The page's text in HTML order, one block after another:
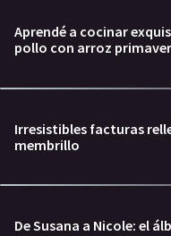
Aprendé a cocinar
pollo con arroz
Irresistibles facturas
membrillo
De Susana a Nicole: el